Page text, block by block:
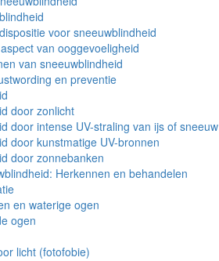
voor sneeuwblindheid
van ooggevoeligheid
van sneeuwblindheid
en preventie
door zonlicht
door intense UV-straling van ijs of sneeuw
door kunstmatige UV-bronnen
door zonnebanken
Herkennen en behandelen
en waterige ogen
ogen
licht (fotofobie)